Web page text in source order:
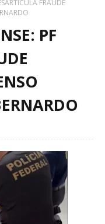
FRAUDE
PF